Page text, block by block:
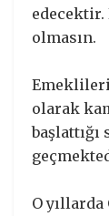
olmasın.
olarak
O